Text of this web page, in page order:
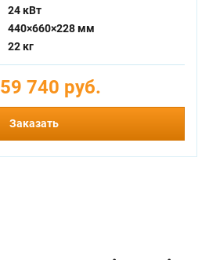
24 кВт
440×660×228 мм
22 кг
59 740 руб.
Заказать